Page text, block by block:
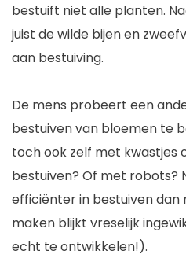
bestuift niet alle planten.
juist de wilde bijen en
aan bestuiving.
De mens probeert een
bestuiven van bloemen te
toch ook zelf met kwastjes
bestuiven? Of met robots?
efficiënter in bestuiven dan
maken blijkt vreselijk
echt te ontwikkelen!).